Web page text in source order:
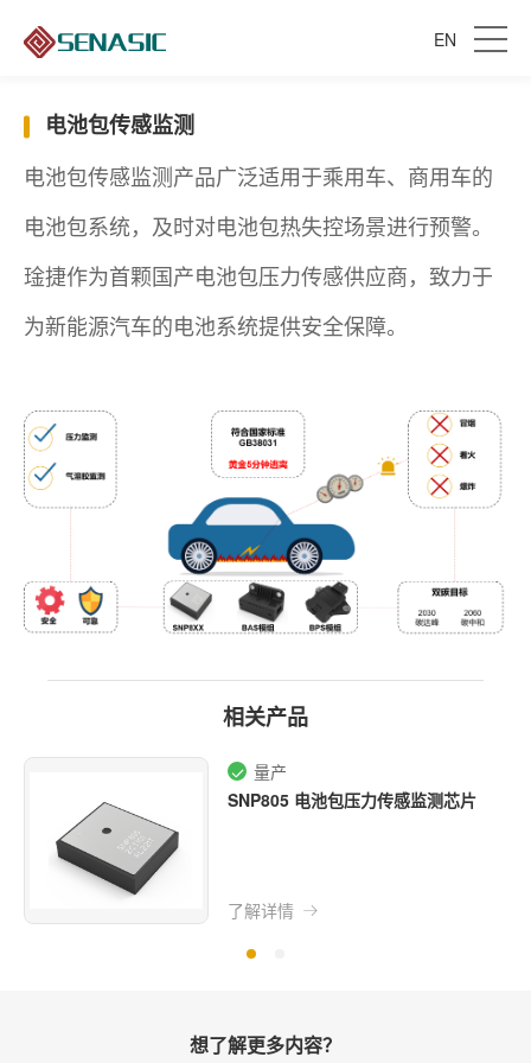
EN
电池包传感监测
电池包传感监测产品广泛适用于乘用车、商用车的
电池包系统，及时对电池包热失控场景进行预警。
琻捷作为首颗国产电池包压力传感供应商，致力于
为新能源汽车的电池系统提供安全保障。
相关产品
量产
SNP805 电池包压力传感监测芯片
了解详情
想了解更多内容？